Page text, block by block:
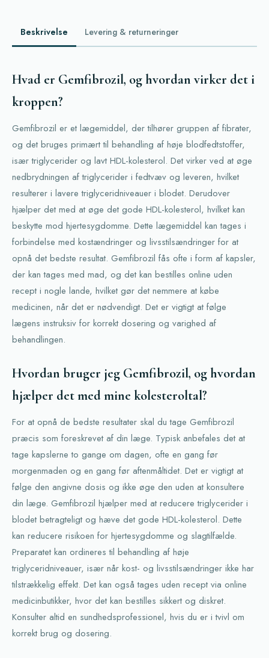
Beskrivelse Levering & returneringer
Hvad er Gemfibrozil, og hvordan virker det i
kroppen?
Gemfibrozil er et lægemiddel, der tilhører gruppen af fibrater,
og det bruges primært til behandling af høje blodfedtstoffer,
især triglycerider og lavt HDL-kolesterol. Det virker ved at øge
nedbrydningen af triglycerider i fedtvæv og leveren, hvilket
resulterer i lavere triglyceridniveauer i blodet. Derudover
hjælper det med at øge det gode HDL-kolesterol, hvilket kan
beskytte mod hjertesygdomme. Dette lægemiddel kan tages i
forbindelse med kostændringer og livsstilsændringer for at
opnå det bedste resultat. Gemfibrozil fås ofte i form af kapsler,
der kan tages med mad, og det kan bestilles online uden
recept i nogle lande, hvilket gør det nemmere at købe
medicinen, når det er nødvendigt. Det er vigtigt at følge
lægens instruksiv for korrekt dosering og varighed af
behandlingen.
Hvordan bruger jeg Gemfibrozil, og hvordan
hjælper det med mine kolesteroltal?
For at opnå de bedste resultater skal du tage Gemfibrozil
præcis som foreskrevet af din læge. Typisk anbefales det at
tage kapslerne to gange om dagen, ofte en gang før
morgenmaden og en gang før aftenmåltidet. Det er vigtigt at
følge den angivne dosis og ikke øge den uden at konsultere
din læge. Gemfibrozil hjælper med at reducere triglycerider i
blodet betragteligt og hæve det gode HDL-kolesterol. Dette
kan reducere risikoen for hjertesygdomme og slagtilfælde.
Preparatet kan ordineres til behandling af høje
triglyceridniveauer, især når kost- og livsstilsændringer ikke har
tilstrækkelig effekt. Det kan også tages uden recept via online
medicinbutikker, hvor det kan bestilles sikkert og diskret.
Konsulter altid en sundhedsprofessionel, hvis du er i tvivl om
korrekt brug og dosering.